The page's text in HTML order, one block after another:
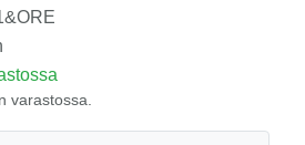
varastossa.